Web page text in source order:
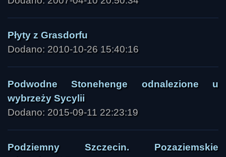
Płyty z Grasdorfu
Dodano: 2010-10-26 15:40:16
Podwodne Stonehenge odnalezione u
wybrzeży Sycylii
Dodano: 2015-09-11 22:23:19
Podziemny Szczecin. Pozaziemskie